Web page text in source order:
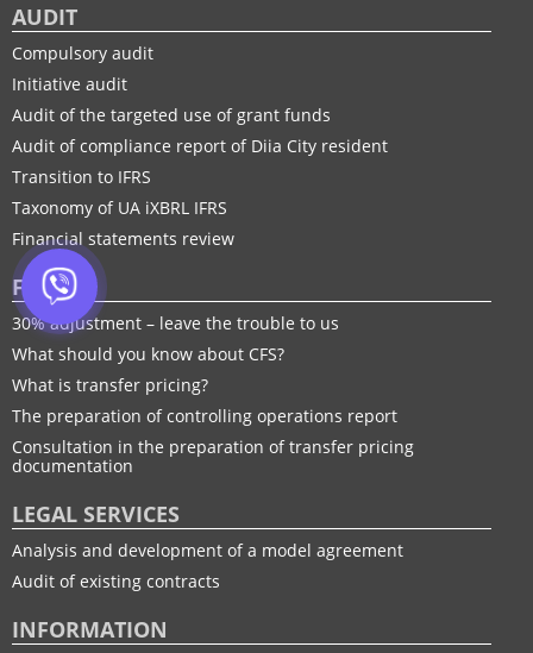
AUDIT
Compulsory audit
Initiative audit
Audit of the targeted use of grant funds
Audit of compliance report of Diia City resident
Transition to IFRS
Taxonomy of UA іXBRL IFRS
Financial statements review
FTP
30% adjustment – leave the trouble to us
What should you know about CFS?
What is transfer pricing?
The preparation of controlling operations report
Consultation in the preparation of transfer pricing
documentation
LEGAL SERVICES
Analysis and development of a model agreement
Audit of existing contracts
INFORMATION